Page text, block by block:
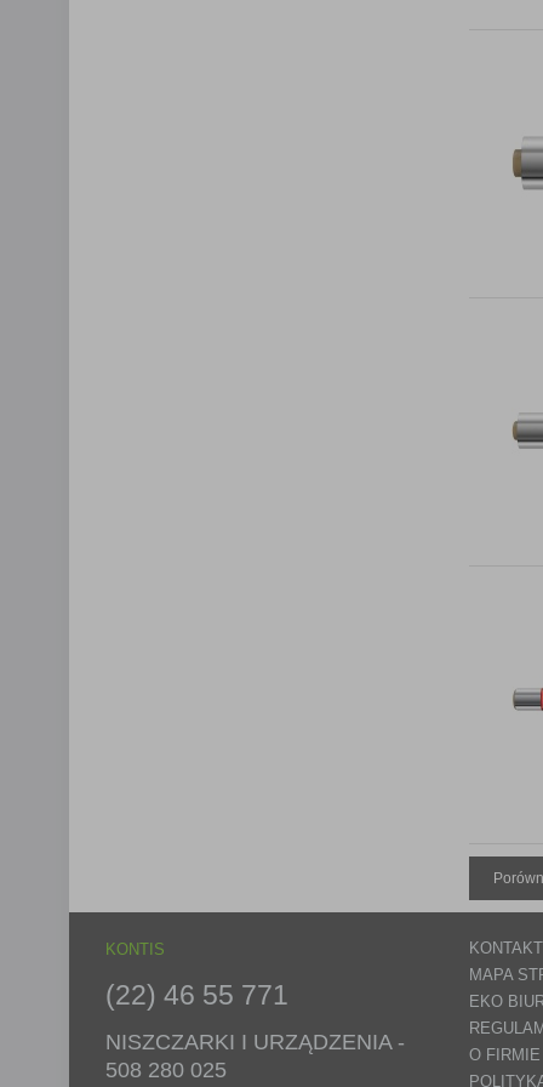
KONTIS
(22) 46 55 771
NISZCZARKI I URZĄDZENIA -
508 280 025
KONTAKT
MAPA
EKO
O FIRMIE